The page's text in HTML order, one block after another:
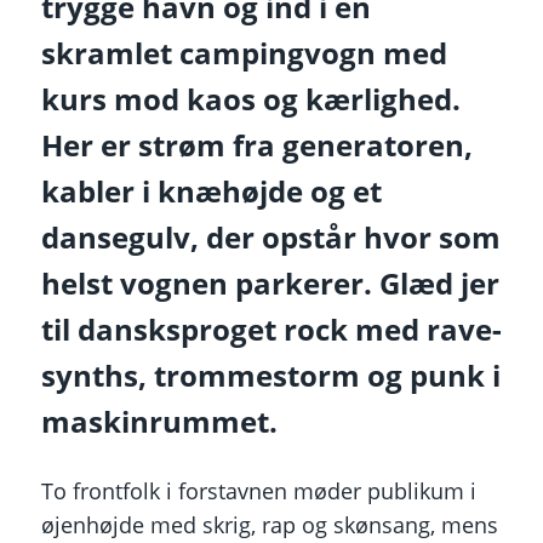
skramlet campingvogn med
kurs mod kaos og kærlighed.
Her er strøm fra generatoren,
kabler i knæhøjde og et
dansegulv, der opstår hvor som
helst vognen parkerer. Glæd jer
til dansksproget rock med rave-
synths, trommestorm og punk i
maskinrummet.
To frontfolk i forstavnen møder publikum i
øjenhøjde med skrig, rap og skønsang, mens